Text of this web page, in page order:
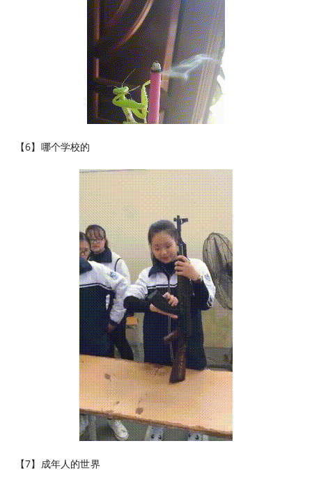
【6】​哪个学校的
【7】成年人的世界